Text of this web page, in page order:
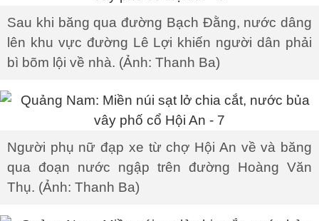
Sau khi băng qua đường Bạch Đằng, nước dâng
lên khu vực đường Lê Lợi khiến người dân phải
bì bõm lội về nhà. (Ảnh: Thanh Ba)
Người phụ nữ đạp xe từ chợ Hội An về và băng
qua đoạn nước ngập trên đường Hoàng Văn
Thụ. (Ảnh: Thanh Ba)